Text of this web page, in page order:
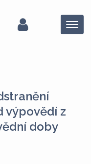
Menu
výpovědí z
doby